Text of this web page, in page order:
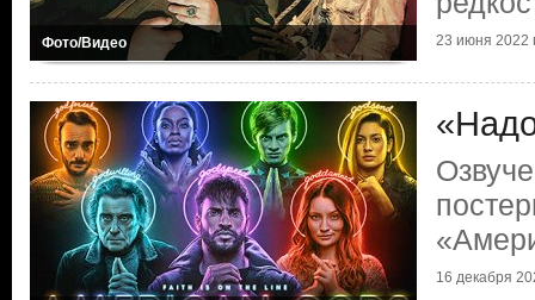
Фото/Видео 23 июня 2022
16 декабря